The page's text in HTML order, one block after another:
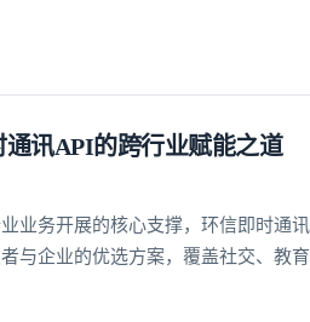
讯API的跨行业赋能之道
业务开展的核心支撑，环信即时通
与企业的优选方案，覆盖社交、教